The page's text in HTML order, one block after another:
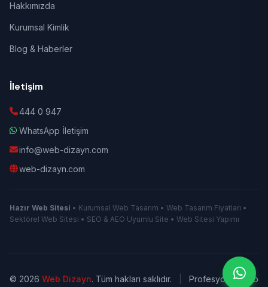
Hakkımızda
Kurumsal Kimlik
Blog & Haberler
İletişim
444 0 947
WhatsApp İletişim
info@web-dizayn.com
web-dizayn.com
Hazır Web Sitesi • Kurumsal Web Tasarım • Web Tasarım Fiyatları •
Sektörel Web Sitesi • SEO & AEO Uyumlu Site • Web Sitesi Yapımı
© 2026 Web Dizayn. Tüm hakları saklıdır.
Profesyonel Web